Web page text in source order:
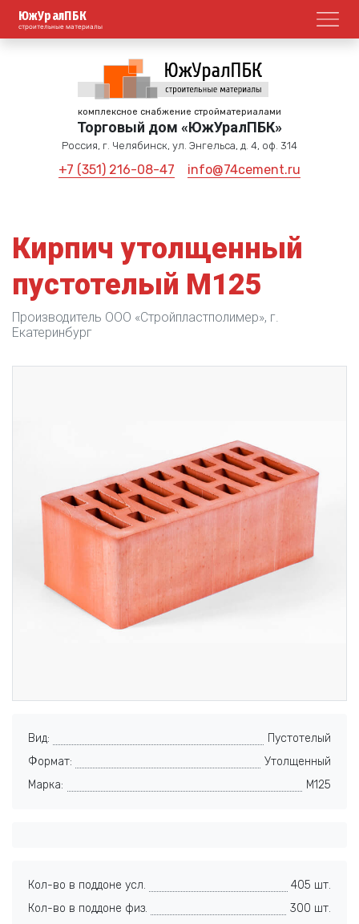
ЮжУралПБК
строительные материалы
комплексное снабжение стройматериалами
Торговый дом «ЮжУралПБК»
Россия, г. Челябинск, ул. Энгельса, д. 4, оф. 314
+7 (351) 216-08-47 info@74cement.ru
Кирпич утолщенный
пустотелый М125
Производитель ООО «Стройпластполимер», г.
Екатеринбург
Вид:
Пустотелый
Формат:
Утолщенный
Марка:
M125
Кол-во в поддоне усл.
405 шт.
Кол-во в поддоне физ.
300 шт.